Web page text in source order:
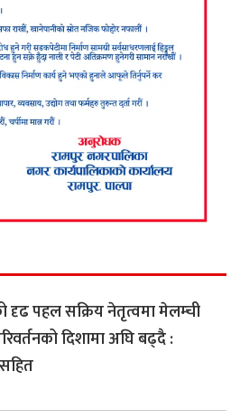
दृढ पहल सक्रिय नेतृत्वमा मेलम्ची
दिशामा अघि बढ्दै :